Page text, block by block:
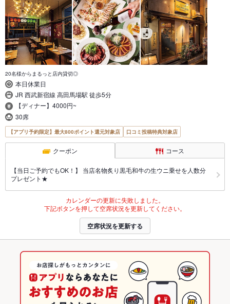
20名様からまるっと店内貸切◎
本日休業日
JR 西武新宿線 高田馬場駅 徒歩5分
【ディナー】4000円~
30席
【アプリ予約限定】最大800ポイント還元対象店 口コミ投稿特典対象店
クーポン コース
【当日ご予約でもOK！】 当店名物炙り黒毛和牛の生ウニ乗せを人数分
プレゼント★
カレンダーの更新に失敗しました。
下記ボタンを押して空席状況を更新してください。
空席状況を更新する